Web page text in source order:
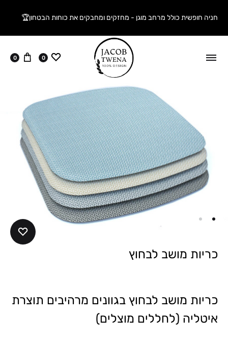
חניה חופשית כולל מרחב מוגן - מחזקים ומחבקים את כוחות הבטחון🏆
ווישליסט
0 עגלה
0
כריות מושב לבחוץ
כריות מושב לבחוץ בגוונים מרהיבים תוצרת
איטליה (לחללים מוצלים)